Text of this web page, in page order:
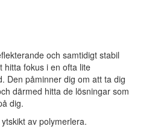
och samtidigt stabil
hitta fokus i en ofta lite
Den påminner dig om att ta dig
därmed hitta de lösningar som
dig.
av polymerlera.